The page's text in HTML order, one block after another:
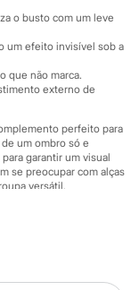
o busto com um leve
um efeito invisível sob a
que não marca.
externo de
perfeito para
um ombro só e
garantir um visual
se preocupar com alças
versátil.